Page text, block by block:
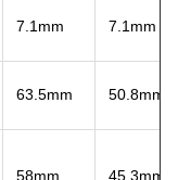
7.1mm 7.1mm
63.5mm 50.8mm
58mm 45.3mm